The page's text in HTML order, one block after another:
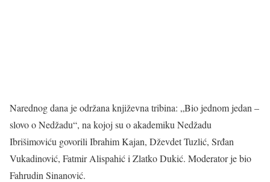
Narednog dana je održana književna tribina: „Bio jednom jedan –
slovo o Nedžadu“, na kojoj su o akademiku Nedžadu
Ibrišimoviću govorili Ibrahim Kajan, Dževdet Tuzlić, Srđan
Vukadinović, Fatmir Alispahić i Zlatko Dukić. Moderator je bio
Fahrudin Sinanović.